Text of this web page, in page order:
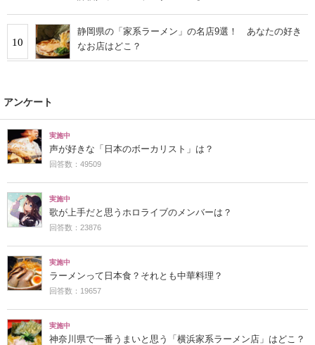
10
静岡県の「家系ラーメン」の名店9選！ あなたの好き
なお店はどこ？
アンケート
実施中
声が好きな「日本のボーカリスト」は？
回答数：49509
実施中
歌が上手だと思うホロライブのメンバーは？
回答数：23876
実施中
ラーメンって日本食？それとも中華料理？
回答数：19657
実施中
神奈川県で一番うまいと思う「横浜家系ラーメン店」はどこ？